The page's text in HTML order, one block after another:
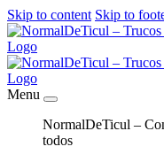
Skip to content Skip to
Menu
NormalDeTicul –
todos